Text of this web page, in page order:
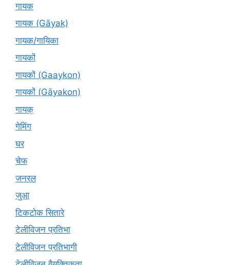
गायक
गायक (Gāyak)
गायक/गायिका
गायकों
गायकों (Gaaykon)
गायकों (Gāyakon)
गायक्
गेमिंग
घर
चेफ
जनरल
जुआ
टिकटोक सितारे
टेलीविजन प्रतिभा
टेलीविजन प्रतिभागी